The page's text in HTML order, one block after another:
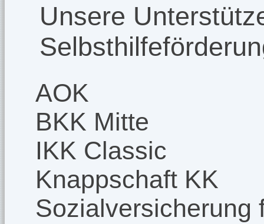
Unsere
AOK
BKK Mitte
IKK Classic
Knappschaft KK
Sozialversicherung